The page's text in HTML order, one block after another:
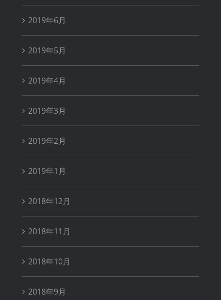
2019年6月
2019年5月
2019年4月
2019年3月
2019年2月
2019年1月
2018年12月
2018年11月
2018年10月
2018年9月